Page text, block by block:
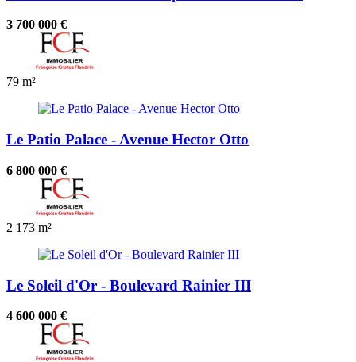
3 700 000 €
79 m²
Le Patio Palace - Avenue Hector Otto
6 800 000 €
2 173 m²
Le Soleil d'Or - Boulevard Rainier III
4 600 000 €